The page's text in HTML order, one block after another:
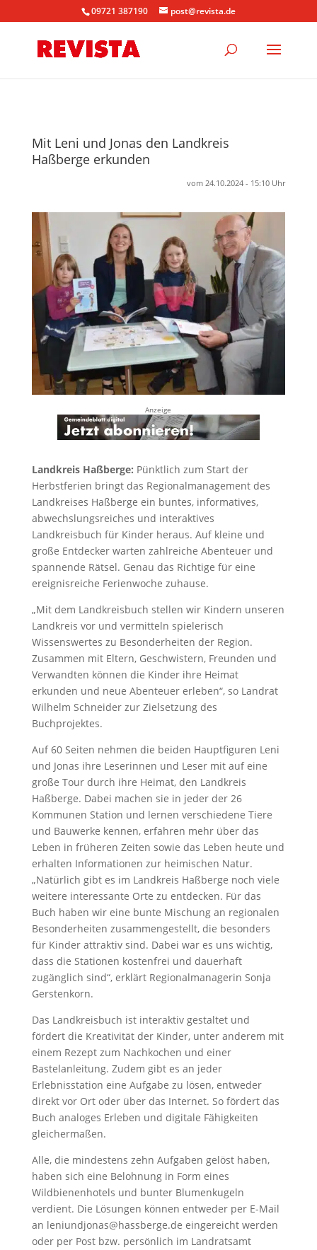
09721 387190 post@revista.de
Mit Leni und Jonas den Landkreis
Haßberge erkunden
vom 24.10.2024 - 15:10 Uhr
Anzeige
Landkreis Haßberge: Pünktlich zum Start der
Herbstferien bringt das Regionalmanagement des
Landkreises Haßberge ein buntes, informatives,
abwechslungsreiches und interaktives
Landkreisbuch für Kinder heraus. Auf kleine und
große Entdecker warten zahlreiche Abenteuer und
spannende Rätsel. Genau das Richtige für eine
ereignisreiche Ferienwoche zuhause.
„Mit dem Landkreisbuch stellen wir Kindern unseren
Landkreis vor und vermitteln spielerisch
Wissenswertes zu Besonderheiten der Region.
Zusammen mit Eltern, Geschwistern, Freunden und
Verwandten können die Kinder ihre Heimat
erkunden und neue Abenteuer erleben“, so Landrat
Wilhelm Schneider zur Zielsetzung des
Buchprojektes.
Auf 60 Seiten nehmen die beiden Hauptfiguren Leni
und Jonas ihre Leserinnen und Leser mit auf eine
große Tour durch ihre Heimat, den Landkreis
Haßberge. Dabei machen sie in jeder der 26
Kommunen Station und lernen verschiedene Tiere
und Bauwerke kennen, erfahren mehr über das
Leben in früheren Zeiten sowie das Leben heute und
erhalten Informationen zur heimischen Natur.
„Natürlich gibt es im Landkreis Haßberge noch viele
weitere interessante Orte zu entdecken. Für das
Buch haben wir eine bunte Mischung an regionalen
Besonderheiten zusammengestellt, die besonders
für Kinder attraktiv sind. Dabei war es uns wichtig,
dass die Stationen kostenfrei und dauerhaft
zugänglich sind“, erklärt Regionalmanagerin Sonja
Gerstenkorn.
Das Landkreisbuch ist interaktiv gestaltet und
fördert die Kreativität der Kinder, unter anderem mit
einem Rezept zum Nachkochen und einer
Bastelanleitung. Zudem gibt es an jeder
Erlebnisstation eine Aufgabe zu lösen, entweder
direkt vor Ort oder über das Internet. So fördert das
Buch analoges Erleben und digitale Fähigkeiten
gleichermaßen.
Alle, die mindestens zehn Aufgaben gelöst haben,
haben sich eine Belohnung in Form eines
Wildbienenhotels und bunter Blumenkugeln
verdient. Die Lösungen können entweder per E-Mail
an leniundjonas@hassberge.de eingereicht werden
oder per Post bzw. persönlich im Landratsamt